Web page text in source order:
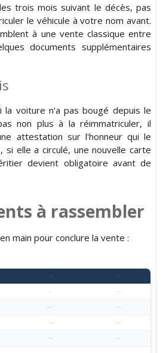
trois mois suivant le décès, pas
le véhicule à votre nom avant.
à une vente classique entre
documents supplémentaires
la voiture n'a pas bougé depuis le
non plus à la réimmatriculer, il
attestation sur l'honneur qui le
si elle a circulé, une nouvelle carte
devient obligatoire avant de
à rassembler
main pour conclure la vente :